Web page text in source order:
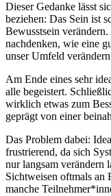
Dieser Gedanke lässt
beziehen: Das Sein ist
Bewusstsein
nachdenken, wie eine
unser Umfeld
Am Ende eines sehr
alle begeistert.
wirklich etwas zum
geprägt von einer
Das Problem dabei:
frustrierend, da sich
nur langsam verändern
Sichtweisen oftmals an
manche